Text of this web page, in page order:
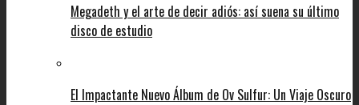
Megadeth y el arte de decir adiós: así suena su último
disco de estudio
El Impactante Nuevo Álbum de Ov Sulfur: Un Viaje Oscuro